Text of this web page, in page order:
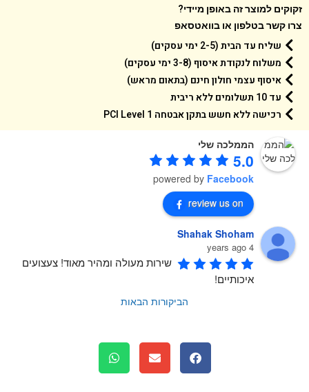
למוצר זה באופן מיידי?
קשר בטלפון או בוואטסאפ
שליח עד הבית (2-5 ימי עסקים)
משלוח לנקודת איסוף (3-8 ימי עסקים)
איסוף עצמי חולון חינם (בתאום מראש)
עד 10 תשלומים ללא ריבית
רכישה ללא חשש בתקן אבטחה 1 PCI Level
הממלכה שלי
5.0
powered byFacebook
review us on
Shahak Shoham
4 years ago
שירות מעולה ומהיר מאוד! צעצועים
איכותיים!
הביקורות הבאות